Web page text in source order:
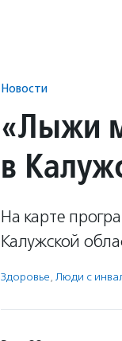
Новости
«Лыжи
в
На карте
Калужской
Здоровье, Люди с